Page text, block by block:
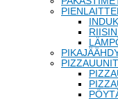
PIZZAUUNIT